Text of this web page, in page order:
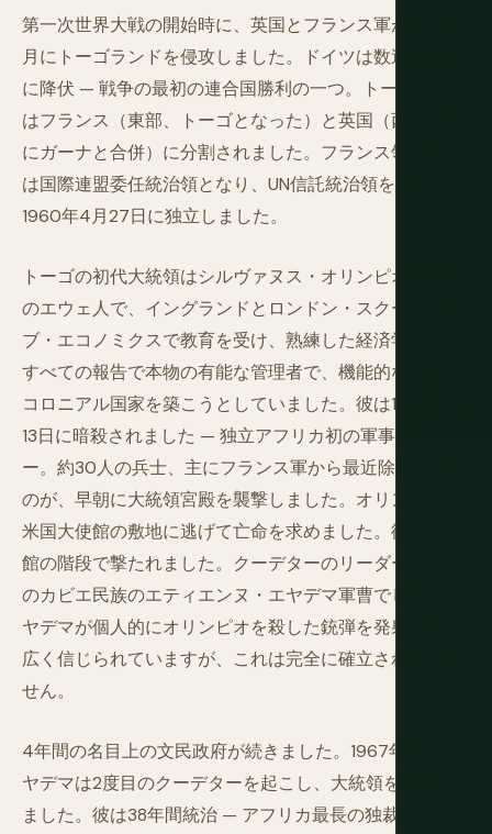
第一次世界大戦の開始時に、英国とフランス軍が1914年8
月にトーゴランドを侵攻しました。ドイツは数週間以内
に降伏 — 戦争の最初の連合国勝利の一つ。トーゴランド
はフランス（東部、トーゴとなった）と英国（西部、後
にガーナと合併）に分割されました。フランス領トーゴ
は国際連盟委任統治領となり、UN信託統治領を経て、
1960年4月27日に独立しました。
トーゴの初代大統領はシルヴァヌス・オリンピオ — 南部
のエウェ人で、イングランドとロンドン・スクール・オ
ブ・エコノミクスで教育を受け、熟練した経済学者で、
すべての報告で本物の有能な管理者で、機能的なポスト
コロニアル国家を築こうとしていました。彼は1963年1月
13日に暗殺されました — 独立アフリカ初の軍事クーデタ
ー。約30人の兵士、主にフランス軍から最近除隊したも
のが、早朝に大統領宮殿を襲撃しました。オリンピオは
米国大使館の敷地に逃げて亡命を求めました。彼は大使
館の階段で撃たれました。クーデターのリーダーは北部
のカビエ民族のエティエンヌ・エヤデマ軍曹でした。エ
ヤデマが個人的にオリンピオを殺した銃弾を発射したと
広く信じられていますが、これは完全に確立されていま
せん。
4年間の名目上の文民政府が続きました。1967年1月、エ
ヤデマは2度目のクーデターを起こし、大統領を宣言し
ました。彼は38年間統治 — アフリカ最長の独裁の一つ。